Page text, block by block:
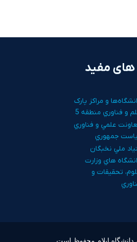
های مفید
و مراکز پارک
و فناوري منطقه 5
علمي و فناوري
جمهوري
ملي نخبگان
هاي وزارت
تحقيقات و